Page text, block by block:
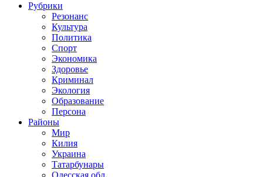
Рубрики
Резонанс
Культура
Политика
Спорт
Экономика
Здоровье
Криминал
Экология
Образование
Персона
Районы
Мир
Килия
Украина
Татарбунары
Одесская обл.